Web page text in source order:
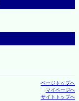
ページトップへ
マイページへ
サイトトップへ